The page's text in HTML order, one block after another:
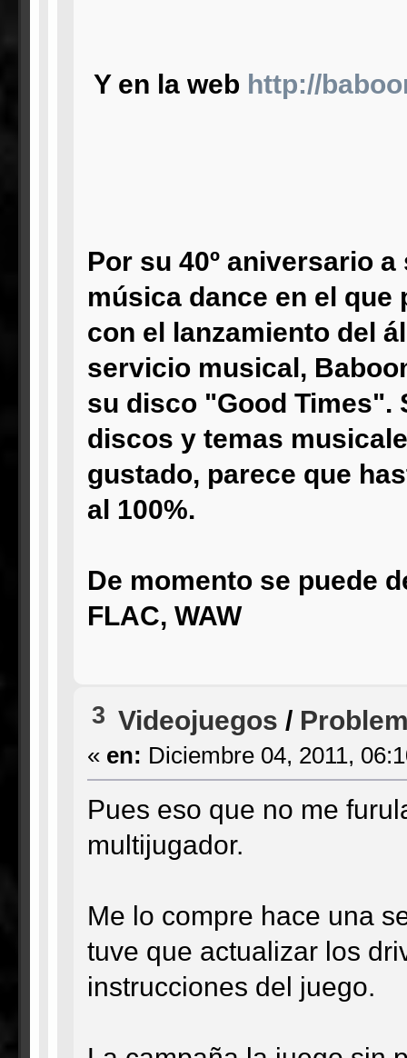
Y en la web http://
Por su 40º aniversario
música dance en el
con el lanzamiento del
servicio musical,
su disco "Good Times".
discos y temas
gustado, parece que
al 100%.
De momento se puede
FLAC, WAW
3 Videojuegos /
« en: Diciembre 04, 2011,
Pues eso que no me
multijugador.
Me lo compre hace una
tuve que actualizar los
instrucciones del juego.